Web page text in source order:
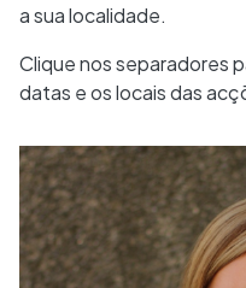
a sua localidade.
Clique nos separadores
datas e os locais das